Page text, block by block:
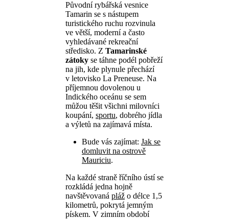
Původní rybářská vesnice
Tamarin se s nástupem
turistického ruchu rozvinula
ve větší, moderní a často
vyhledávané rekreační
středisko. Z Tamarinské
zátoky se táhne podél pobřeží
na jih, kde plynule přechází
v letovisko La Preneuse. Na
příjemnou dovolenou u
Indického oceánu se sem
můžou těšit všichni milovníci
koupání, sportu, dobrého jídla
a výletů na zajímavá místa.
Bude vás zajímat: Jak se
domluvit na ostrově
Mauriciu.
Na každé straně říčního ústí se
rozkládá jedna hojně
navštěvovaná pláž o délce 1,5
kilometrů, pokrytá jemným
pískem. V zimním období